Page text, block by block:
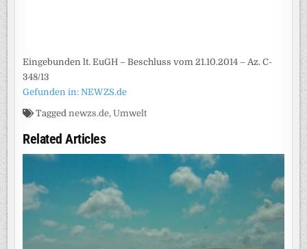
Eingebunden lt. EuGH – Beschluss vom 21.10.2014 – Az. C-
348/13
Gefunden in: NEWZS.de
Taggednewzs.de,Umwelt
Related Articles